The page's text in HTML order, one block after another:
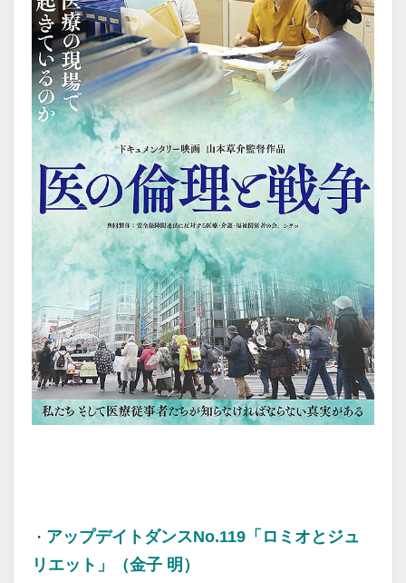
・ アップデイトダンスNo.119「ロミオとジュ
リエット」（金子 明）